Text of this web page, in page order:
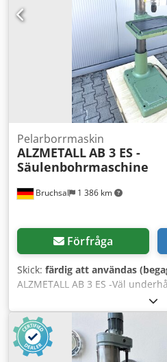
Bruchsal 1 386 km
Pelarborrmaskin
ALZMETALLAB 3 ES -
Säulenbohrmaschine
Förfråga
Skick: färdig att användas
ALZMETALL AB 3 ES -Väl
Borrdiameter / stål max 35 mm
Bordsstorlek ca 600 x 470 mm -
Konfäste MK 3 -Steglös
65–1750 varv/min -
Nöd-/avstängning -Fotpedal